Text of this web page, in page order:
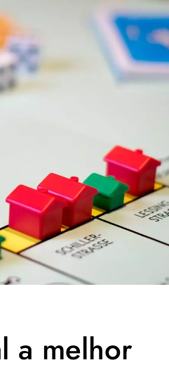
a melhor